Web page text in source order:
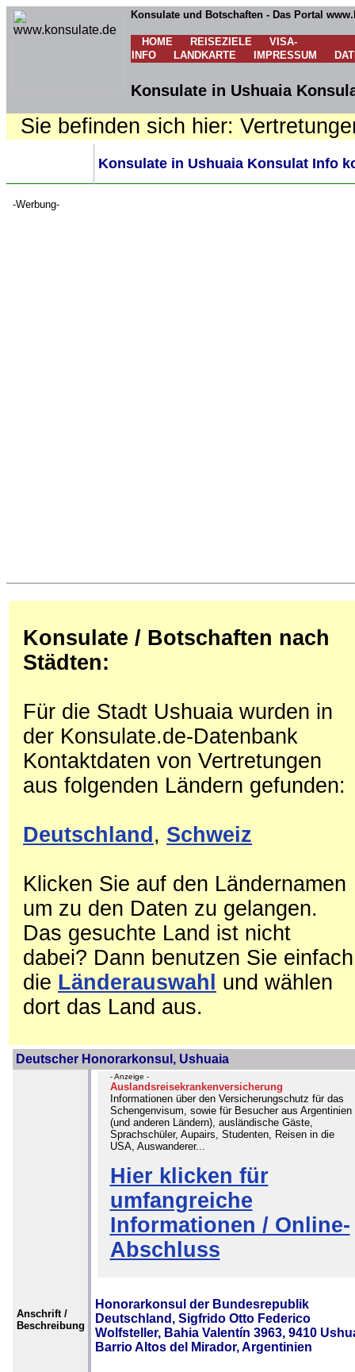
Konsulate und Botschaften - Das Portal
HOME REISEZIELE
VISA-
INFO
LANDKARTE IMPRESSUM
Konsulate in Ushuaia
Sie befinden sich hier:
Konsulate in Ushuaia Konsulat Info
-Werbung-
Konsulate / Botschaften nach
Städten:
Für die Stadt Ushuaia wurden in
der Konsulate.de-Datenbank
Kontaktdaten von Vertretungen
aus folgenden Ländern gefunden:
Deutschland , Schweiz
Klicken Sie auf den Ländernamen
um zu den Daten zu gelangen.
Das gesuchte Land ist nicht
dabei? Dann benutzen Sie einfach
die Länderauswahl
und wählen
dort das Land aus.
Deutscher Honorarkonsul, Ushuaia
- Anzeige -
Auslandsreisekrankenversicherung
Informationen über den Versicherungschutz für das
Schengenvisum, sowie für Besucher aus Argentinien
(und anderen Ländern), ausländische Gäste,
Sprachschüler, Aupairs, Studenten, Reisen in die
USA, Auswanderer...
Hier klicken für
umfangreiche
Informationen / Online-
Abschluss
Anschrift /
Beschreibung
Honorarkonsul der Bundesrepublik
Deutschland, Sigfrido Otto Federico
Wolfsteller, Bahia Valentín 3963, 9410
Barrio Altos del Mirador, Argentinien